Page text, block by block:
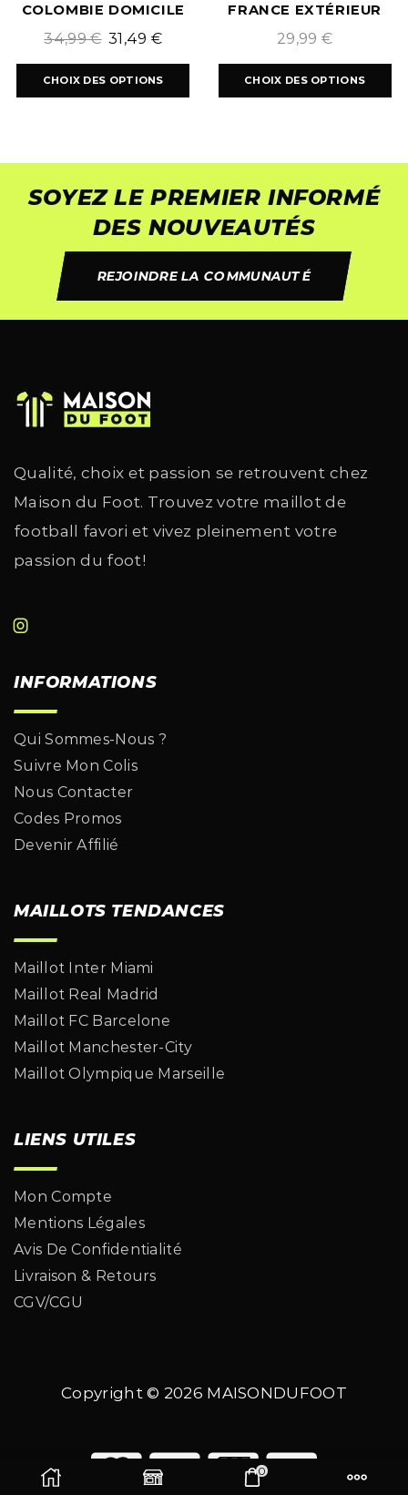
COLOMBIE DOMICILE
1990/1991
34,99€ 31,49 €
CHOIX DES OPTIONS
FRANCE EXTÉRIEUR
EURO 2024
29,99 €
CHOIX DES OPTIONS
SOYEZ LE PREMIER INFORMÉ
DES NOUVEAUTÉS
REJOINDRE LA COMMUNAUTÉ
Qualité, choix et passion se retrouvent chez
Maison du Foot. Trouvez votre maillot de
football favori et vivez pleinement votre
passion du foot!
INFORMATIONS
Qui Sommes-Nous ?
Suivre Mon Colis
Nous Contacter
Codes Promos
Devenir Affilié
MAILLOTS TENDANCES
Maillot Inter Miami
Maillot Real Madrid
Maillot FC Barcelone
Maillot Manchester-City
Maillot Olympique Marseille
LIENS UTILES
Mon Compte
Mentions Légales
Avis De Confidentialité
Livraison & Retours
CGV/CGU
Copyright © 2026 MAISONDUFOOT
0